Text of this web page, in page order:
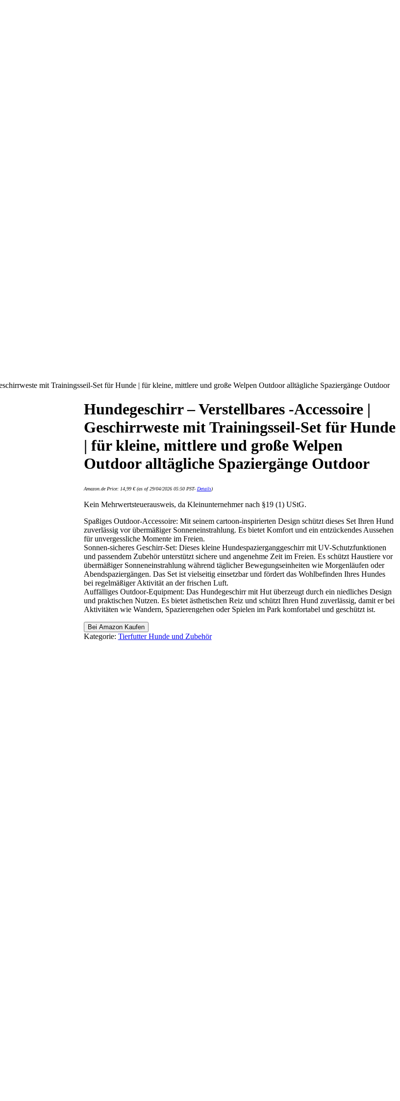
mit Trainingsseil-Set für Hunde | für kleine, mittlere und große Welpen Outdoor alltägliche Spaziergänge Outdoor
Hundegeschirr – Verstellbares -Accessoire |
Geschirrweste mit Trainingsseil-Set für Hunde
| für kleine, mittlere und große Welpen
Outdoor alltägliche Spaziergänge Outdoor
Amazon.de Price: 14,99 €(as of 29/04/2026 05:50 PST- Details)
Kein Mehrwertsteuerausweis, da Kleinunternehmer nach §19 (1) UStG.
Spaßiges Outdoor-Accessoire: Mit seinem cartoon-inspirierten Design schützt dieses Set Ihren Hund
zuverlässig vor übermäßiger Sonneneinstrahlung. Es bietet Komfort und ein entzückendes Aussehen
für unvergessliche Momente im Freien.
Sonnen-sicheres Geschirr-Set: Dieses kleine Hundespazierganggeschirr mit UV-Schutzfunktionen
und passendem Zubehör unterstützt sichere und angenehme Zeit im Freien. Es schützt Haustiere vor
übermäßiger Sonneneinstrahlung während täglicher Bewegungseinheiten wie Morgenläufen oder
Abendspaziergängen. Das Set ist vielseitig einsetzbar und fördert das Wohlbefinden Ihres Hundes
bei regelmäßiger Aktivität an der frischen Luft.
Auffälliges Outdoor-Equipment: Das Hundegeschirr mit Hut überzeugt durch ein niedliches Design
und praktischen Nutzen. Es bietet ästhetischen Reiz und schützt Ihren Hund zuverlässig, damit er bei
Aktivitäten wie Wandern, Spazierengehen oder Spielen im Park komfortabel und geschützt ist.
Bei Amazon Kaufen
Kategorie: Tierfutter Hunde und Zubehör